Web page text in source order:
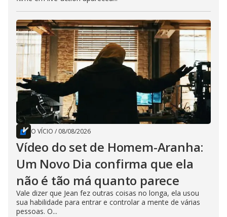
O VÍCIO / 08/08/2026
Vídeo do set de Homem-Aranha:
Um Novo Dia confirma que ela
não é tão má quanto parece
Vale dizer que Jean fez outras coisas no longa, ela usou
sua habilidade para entrar e controlar a mente de várias
pessoas. O...